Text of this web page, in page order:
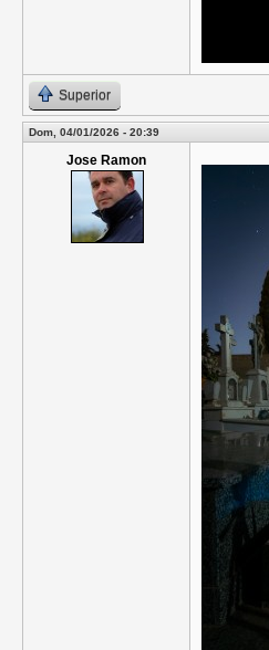
Superior
Dom, 04/01/2026 - 20:39
Jose Ramon